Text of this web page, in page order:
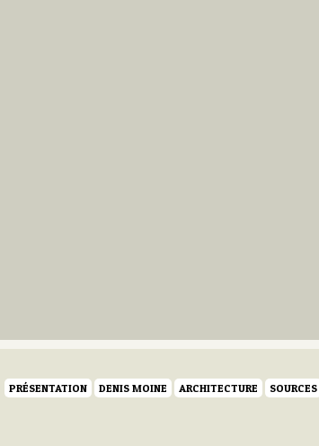
PRÉSENTATION DENIS MOINE ARCHITECTURE SOURCES